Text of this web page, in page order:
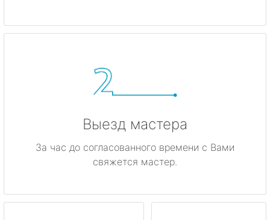
Выезд мастера
За час до согласованного времени с Вами
свяжется мастер.